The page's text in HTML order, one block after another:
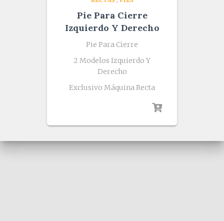
Pie Para Cierre
Izquierdo Y Derecho
Pie Para Cierre
2 Modelos Izquierdo Y
Derecho
Exclusivo Máquina Recta